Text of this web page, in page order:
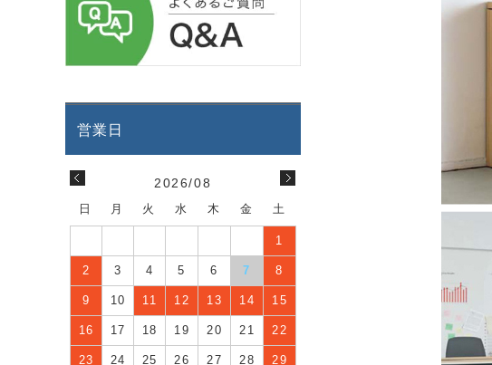
2026/08
日 月 火 水 木 金 土
1
2 3 4 5 6 7 8
9 10 11 12 13 14 15
16 17 18 19 20 21 22
23 24 25 26 27 28 29